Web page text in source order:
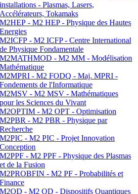
installations - Plasmas, Lasers,
Accélérateurs, Tokamaks
M2HEP - M2 HEP - Physique des Hautes
Energies
M2ICFP - M2 ICFP - Centre International
de Physique Fondamentale
M2MATHMOD - M2 MM - Modélisation
Mathématique
M2MPRI - M2 FODQ - Maj. MPRI -
Fondements de l'Informatique
M2MSV - M2 MSV - Mathématiques
pour les Sciences du Vivant
M2OPTIM - M2 OPT - Optimisation
M2PBR - M2 PBR - Physique par
Recherche
M2PIC - M2 PIC - Projet Innovation
Conception
M2PPF - M2 PPF - Physique des Plasmas
et de la Fusion
M2PROBFIN - M2 PF - Probabilités et
Finance
M2QD - M2 QD - Dispositifs Quantiques